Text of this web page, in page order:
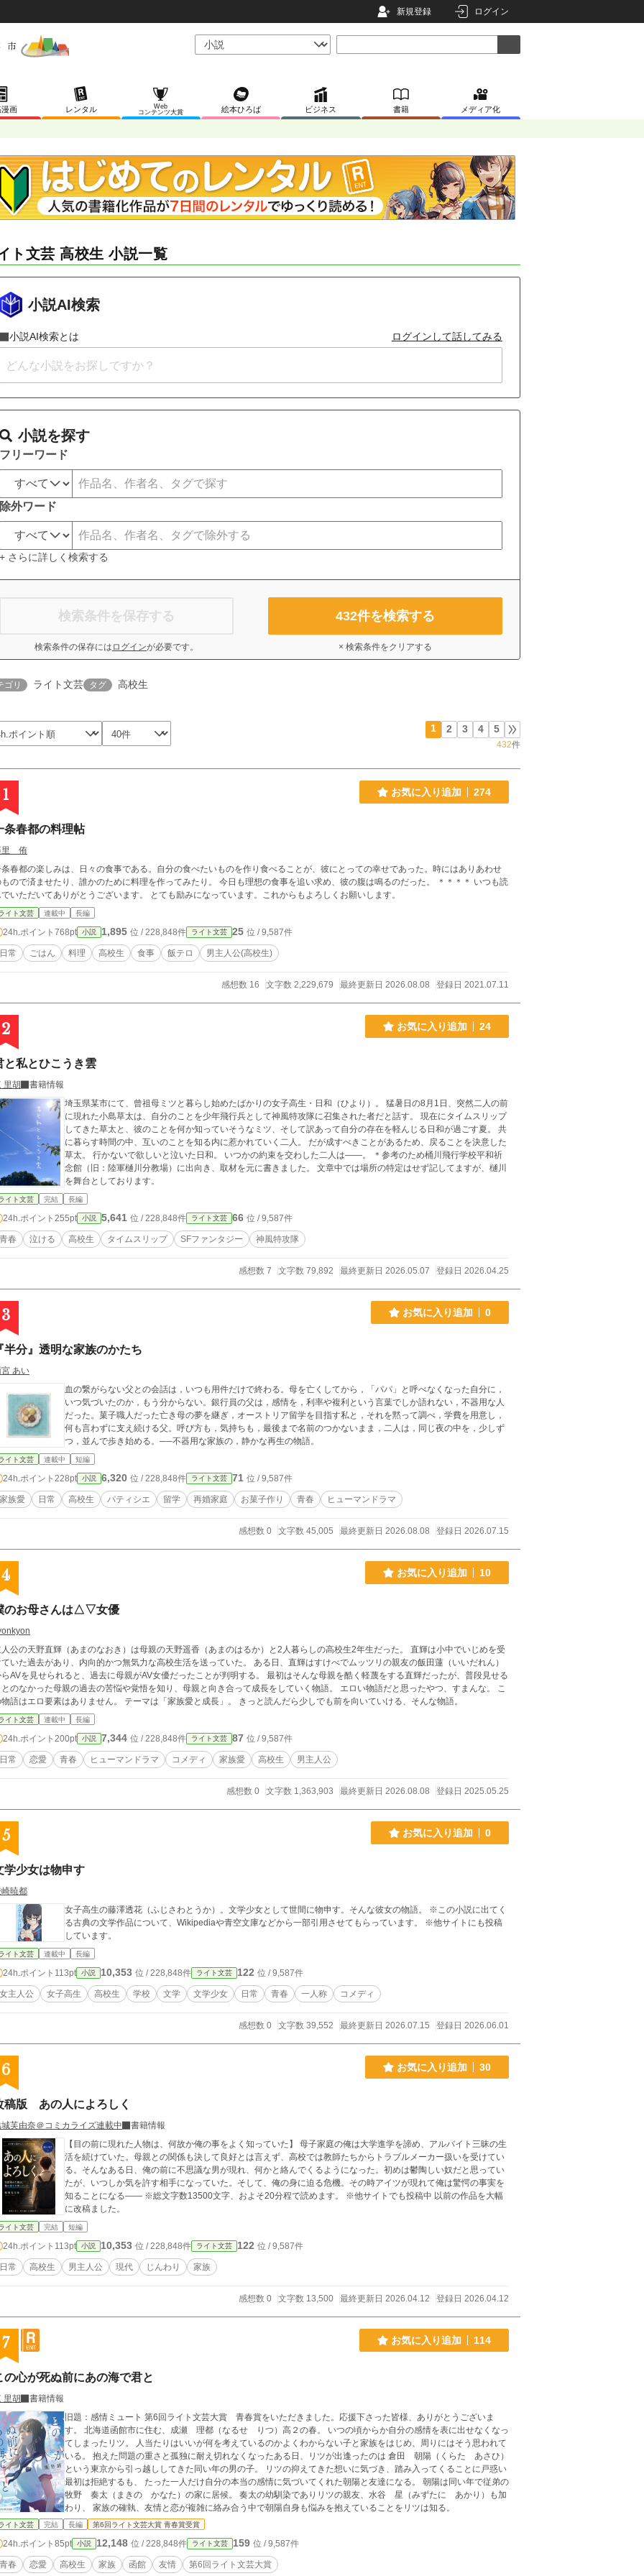
新規登録 ログイン
画 レンタル
Web
コンテンツ大賞
絵本ひろば ビジネス 書籍 メディア化
ト文芸 高校生 小説一覧
小説AI検索
小説AI検索とは ログインして話してみる
小説を探す
フリーワード
除外ワード
+ さらに詳しく検索する
検索条件を保存する
検索条件の保存には ログインが必要です。
432件を検索する
× 検索条件をクリアする
ゴリ ライト文芸 タグ 高校生
1 2 3 4 5
432件
1 お気に入り追加 274
条春都の料理帖
里 侑
春都の楽しみは、日々の食事である。自分の食べたいものを作り食べることが、彼にとっての幸せであった。時にはありあわせ
ので済ませたり、誰かのために料理を作ってみたり。 今日も理想の食事を追い求め、彼の腹は鳴るのだった。 ＊＊＊＊ いつも読
いただいてありがとうございます。 とても励みになっています。これからもよろしくお願いします。
イト文芸 連載中 長編
24h.ポイント 768pt 小説 1,895 位 / 228,848件 ライト文芸 25 位 / 9,587件
日常 ごはん 料理 高校生 食事 飯テロ 男主人公(高校生)
感想数 16 文字数 2,229,679 最終更新日 2026.08.08 登録日 2021.07.11
2 お気に入り追加 24
と私とひこうき雲
里胡
書籍情報
埼玉県某市にて、曾祖母ミツと暮らし始めたばかりの女子高生・日和（ひより）。 猛暑日の8月1日、突然二人の前
に現れた小島草太は、自分のことを少年飛行兵として神風特攻隊に召集された者だと話す。 現在にタイムスリップ
してきた草太と、彼のことを何か知っていそうなミツ、そして訳あって自分の存在を軽んじる日和が過ごす夏。 共
に暮らす時間の中、互いのことを知る内に惹かれていく二人。 だが成すべきことがあるため、戻ることを決意した
草太。 行かないで欲しいと泣いた日和。 いつかの約束を交わした二人は――。 ＊参考のため桶川飛行学校平和祈
念館（旧：陸軍樋川分教場）に出向き、取材を元に書きました。 文章中では場所の特定はせず記してますが、樋川
を舞台としております。
イト文芸 完結 長編
24h.ポイント 255pt 小説 5,641 位 / 228,848件 ライト文芸 66 位 / 9,587件
青春 泣ける 高校生 タイムスリップ SFファンタジー 神風特攻隊
感想数 7 文字数 79,892 最終更新日 2026.05.07 登録日 2026.04.25
3 お気に入り追加 0
半分』透明な家族のかたち
あい
血の繋がらない父との会話は，いつも用件だけで終わる。母を亡くしてから，「パパ」と呼べなくなった自分に，
いつ気づいたのか，もう分からない。銀行員の父は，感情を，利率や複利という言葉でしか語れない，不器用な人
だった。菓子職人だった亡き母の夢を継ぎ，オーストリア留学を目指す私と，それを黙って調べ，学費を用意し，
何も言わずに支え続ける父。呼び方も，気持ちも，最後まで名前のつかないまま，二人は，同じ夜の中を，少しず
つ，並んで歩き始める。──不器用な家族の，静かな再生の物語。
イト文芸 連載中 短編
24h.ポイント 228pt 小説 6,320 位 / 228,848件 ライト文芸 71 位 / 9,587件
家族愛 日常 高校生 パティシエ 留学 再婚家庭 お菓子作り 青春 ヒューマンドラマ
感想数 0 文字数 45,005 最終更新日 2026.08.08 登録日 2026.07.15
4 お気に入り追加 10
のお母さんは△▽女優
公の天野直輝（あまのなおき）は母親の天野遥香（あまのはるか）と2人暮らしの高校生2年生だった。 直輝は小中でいじめを受
た過去があり、内向的かつ無気力な高校生活を送っていた。 ある日、直輝はすけべでムッツリの親友の飯田蓮（いいだれん）
AVを見せられると、過去に母親がAV女優だったことが判明する。 最初はそんな母親を酷く軽蔑をする直輝だったが、普段見せる
のなかった母親の過去の苦悩や覚悟を知り、母親と向き合って成長をしていく物語。 エロい物語だと思ったやつ、すまんな。 こ
語はエロ要素はありません。 テーマは「家族愛と成長」。 きっと読んだら少しでも前を向いていける、そんな物語。
イト文芸 連載中 長編
24h.ポイント 200pt 小説 7,344 位 / 228,848件 ライト文芸 87 位 / 9,587件
日常 恋愛 青春 ヒューマンドラマ コメディ 家族愛 高校生 男主人公
感想数 0 文字数 1,363,903 最終更新日 2026.08.08 登録日 2025.05.25
5 お気に入り追加 0
学少女は物申す
暁都
女子高生の藤澤透花（ふじさわとうか）。文学少女として世間に物申す。そんな彼女の物語。 ※この小説に出てく
る古典の文学作品について、Wikipediaや青空文庫などから一部引用させてもらっています。 ※他サイトにも投稿
しています。
イト文芸 連載中 長編
24h.ポイント 113pt 小説 10,353 位 / 228,848件 ライト文芸 122 位 / 9,587件
女主人公 女子高生 高校生 学校 文学 文学少女 日常 青春 一人称 コメディ
感想数 0 文字数 39,552 最終更新日 2026.07.15 登録日 2026.06.01
6 お気に入り追加 30
稿版 あの人によろしく
芙由奈＠コミカライズ連載中
書籍情報
【目の前に現れた人物は、何故か俺の事をよく知っていた】 母子家庭の俺は大学進学を諦め、アルバイト三昧の生
活を続けていた。母親との関係も決して良好とは言えず、高校では教師たちからトラブルメーカー扱いを受けてい
る。そんなある日、俺の前に不思議な男が現れ、何かと絡んでくるようになった。初めは鬱陶しい奴だと思ってい
たが、いつしか気を許す相手になっていた。そして、俺の身に迫る危機。その時アイツが現れて俺は驚愕の事実を
知ることになる―― ※総文字数13500文字、およそ20分程で読めます。 ※他サイトでも投稿中 以前の作品を大幅
に改稿ました。
イト文芸 完結 短編
24h.ポイント 113pt 小説 10,353 位 / 228,848件 ライト文芸 122 位 / 9,587件
日常 高校生 男主人公 現代 じんわり 家族
感想数 0 文字数 13,500 最終更新日 2026.04.12 登録日 2026.04.12
7 お気に入り追加 114
の心が死ぬ前にあの海で君と
里胡
書籍情報
旧題：感情ミュート 第6回ライト文芸大賞 青春賞をいただきました。応援下さった皆様、ありがとうございま
す。 北海道函館市に住む、成瀬 理都（なるせ りつ）高２の春。 いつの頃からか自分の感情を表に出せなくなっ
てしまったリツ。 人当たりはいいが何を考えているのかよくわからない子と家族をはじめ、周りにはそう思われて
いる。 抱えた問題の重さと孤独に耐え切れなくなったある日、リツが出逢ったのは 倉田 朝陽（くらた あさひ）
という東京から引っ越ししてきた同い年の男の子。 リツの抑えてきた想いに気づき、踏み入ってくることに戸惑い
最初は拒絶するも、 たった一人だけ自分の本当の感情に気づいてくれた朝陽と友達になる。 朝陽は同い年で従弟の
牧野 奏太（まきの かなた）の家に居候。 奏太の幼馴染でありリツの親友、水谷 星（みずたに あかり）も加
わり、 家族の確執、友情と恋が複雑に絡み合う中で朝陽自身も悩みを抱えていることをリツは知る。
イト文芸 完結 長編 第6回ライト文芸大賞 青春賞受賞
24h.ポイント 85pt 小説 12,148 位 / 228,848件 ライト文芸 159 位 / 9,587件
青春 恋愛 高校生 家族 函館 友情 第6回ライト文芸大賞